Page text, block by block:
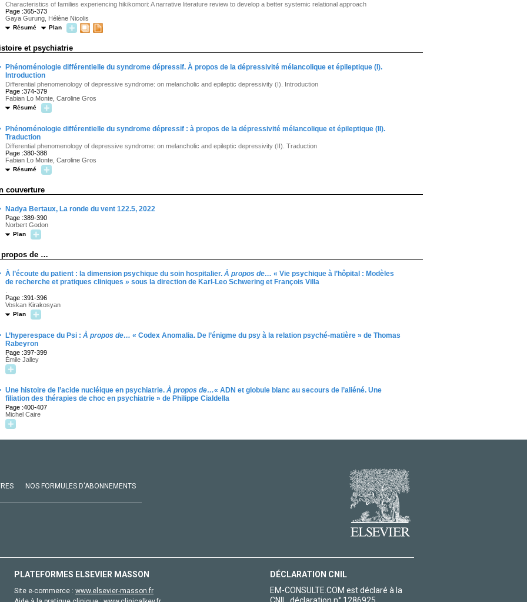
Characteristics of families experiencing hikikomori: A narrative literature review to develop a better systemic relational approach
Page :365-373
Gaya Gurung, Hélène Nicolis
Résumé Plan
et psychiatrie
Phénoménologie différentielle du syndrome dépressif. À propos de la dépressivité mélancolique et épileptique (I).
Introduction
Differential phenomenology of depressive syndrome: on melancholic and epileptic depressivity (I). Introduction
Page :374-379
Fabian Lo Monte, Caroline Gros
Résumé
Phénoménologie différentielle du syndrome dépressif : à propos de la dépressivité mélancolique et épileptique (II).
Traduction
Differential phenomenology of depressive syndrome: on melancholic and epileptic depressivity (II). Traduction
Page :380-388
Fabian Lo Monte, Caroline Gros
Résumé
couverture
Nadya Bertaux, La ronde du vent 122.5, 2022
Page :389-390
Norbert Godon
Plan
propos de …
À l’écoute du patient : la dimension psychique du soin hospitalier. À propos de… « Vie psychique à l’hôpital : Modèles
de recherche et pratiques cliniques » sous la direction de Karl-Leo Schwering et François Villa
Page :391-396
Voskan Kirakosyan
Plan
L’hyperespace du Psi : À propos de… « Codex Anomalia. De l’énigme du psy à la relation psyché-matière » de Thomas
Rabeyron
Page :397-399
Émile Jalley
Une histoire de l’acide nucléique en psychiatrie. À propos de…« ADN et globule blanc au secours de l’aliéné. Une
filiation des thérapies de choc en psychiatrie » de Philippe Cialdella
Page :400-407
Michel Caire
NOS FORMULES D'ABONNEMENTS
PLATEFORMES ELSEVIER MASSON
Site e-commerce : www.elsevier-masson.fr
DÉCLARATION CNIL
EM-CONSULTE.COM est déclaré à la